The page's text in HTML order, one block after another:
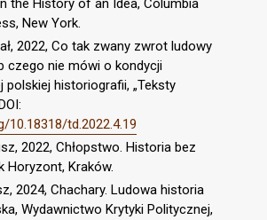
the History of an Idea, Columbia
New York.
2022, Co tak zwany zwrot ludowy
czego nie mówi o kondycji
polskiej historiografii, „Teksty
10.18318/td.2022.4.19
2022, Chłopstwo. Historia bez
Horyzont, Kraków.
2024, Chachary. Ludowa historia
Wydawnictwo Krytyki Politycznej,